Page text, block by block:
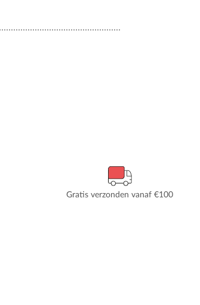
Gratis verzonden vanaf €100